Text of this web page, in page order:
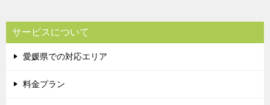
サービスについて
愛媛県での対応エリア
料金プラン